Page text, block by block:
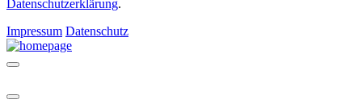
Datenschutzerklärung.
Impressum Datenschutz